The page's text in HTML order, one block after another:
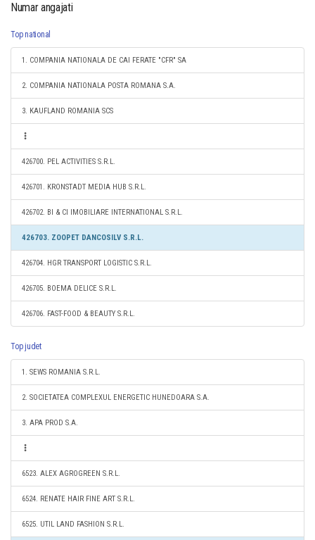
Numar angajati
Top national
1. COMPANIA NATIONALA DE CAI FERATE "CFR" SA
2. COMPANIA NATIONALA POSTA ROMANA S.A.
3. KAUFLAND ROMANIA SCS
426700. PEL ACTIVITIES S.R.L.
426701. KRONSTADT MEDIA HUB S.R.L.
426702. BI & CI IMOBILIARE INTERNATIONAL S.R.L.
426703. ZOOPET DANCOSILV S.R.L.
426704. HGR TRANSPORT LOGISTIC S.R.L.
426705. BOEMA DELICE S.R.L.
426706. FAST-FOOD & BEAUTY S.R.L.
Top judet
1. SEWS ROMANIA S.R.L.
2. SOCIETATEA COMPLEXUL ENERGETIC HUNEDOARA S.A.
3. APA PROD S.A.
6523. ALEX AGROGREEN S.R.L.
6524. RENATE HAIR FINE ART S.R.L.
6525. UTIL LAND FASHION S.R.L.